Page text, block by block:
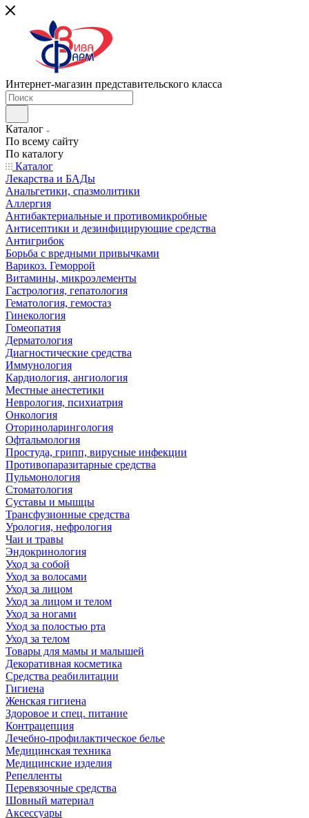
Интернет-магазин представительского класса
Каталог
По всему сайту
По каталогу
Каталог
Лекарства и БАДы
Анальгетики, спазмолитики
Аллергия
Антибактериальные и противомикробные
Антисептики и дезинфицирующие средства
Антигрибок
Борьба с вредными привычками
Варикоз. Геморрой
Витамины, микроэлементы
Гастрология, гепатология
Гематология, гемостаз
Гинекология
Гомеопатия
Дерматология
Диагностические средства
Иммунология
Кардиология, ангиология
Местные анестетики
Неврология, психиатрия
Онкология
Оториноларингология
Офтальмология
Простуда, грипп, вирусные инфекции
Противопаразитарные средства
Пульмонология
Стоматология
Суставы и мышцы
Трансфузионные средства
Урология, нефрология
Чаи и травы
Эндокринология
Уход за собой
Уход за волосами
Уход за лицом
Уход за лицом и телом
Уход за ногами
Уход за полостью рта
Уход за телом
Товары для мамы и малышей
Декоративная косметика
Средства реабилитации
Гигиена
Женская гигиена
Здоровое и спец. питание
Контрацепция
Лечебно-профилактическое белье
Медицинская техника
Медицинские изделия
Репелленты
Перевязочные средства
Шовный материал
Аксессуары